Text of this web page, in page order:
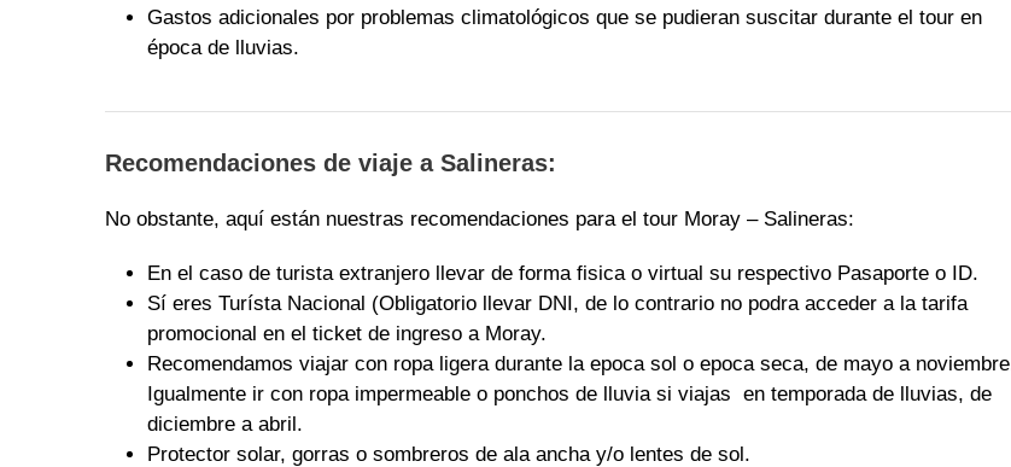
Gastos adicionales por problemas climatológicos que se pudieran suscitar durante el tour en
época de lluvias.
Recomendaciones de viaje a Salineras:
No obstante, aquí están nuestras recomendaciones para el tour Moray – Salineras:
En el caso de turista extranjero llevar de forma fisica o virtual su respectivo Pasaporte o ID.
Sí eres Turísta Nacional (Obligatorio llevar DNI, de lo contrario no podra acceder a la tarifa
promocional en el ticket de ingreso a Moray.
Recomendamos viajar con ropa ligera durante la epoca sol o epoca seca, de mayo a
Igualmente ir con ropa impermeable o ponchos de lluvia si viajas en temporada de lluvias, de
diciembre a abril.
Protector solar, gorras o sombreros de ala ancha y/o lentes de sol.